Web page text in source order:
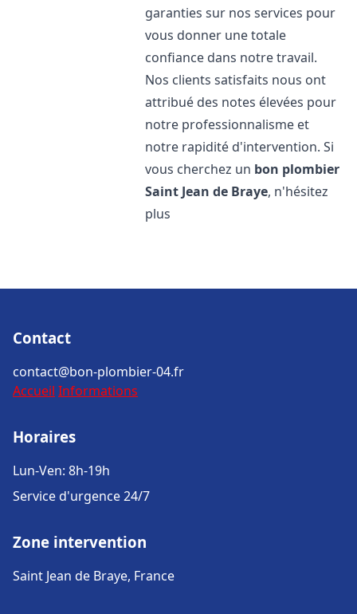
garanties sur nos services pour
vous donner une totale
confiance dans notre travail.
Nos clients satisfaits nous ont
attribué des notes élevées pour
notre professionnalisme et
notre rapidité d'intervention. Si
vous cherchez un bon plombier
Saint Jean de Braye, n'hésitez
plus
Contact
contact@bon-plombier-04.fr
Accueil Informations
Horaires
Lun-Ven: 8h-19h
Service d'urgence 24/7
Zone intervention
Saint Jean de Braye, France